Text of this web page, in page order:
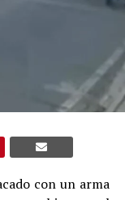
con un arma